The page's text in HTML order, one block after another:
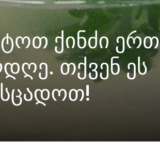
ქინძი ერთ
თქვენ ეს